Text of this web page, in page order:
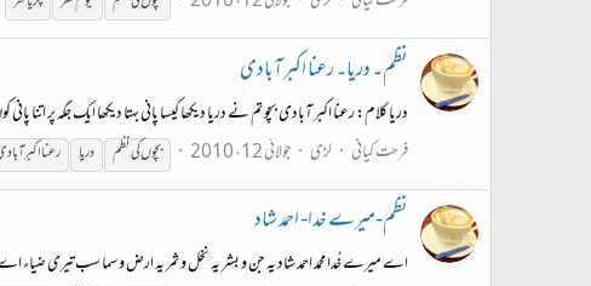
نظم۔ دریا۔ رعنا اکبر آبادی
دریا کلام: رعنا اکبر آبادی بچو تم نے دریا دیکھا کیسا پانی بہتا دیکھا ایک جگہ پر
فرحت کیانی لڑی جولائی 12، 2010 بچوںکینظم دریا رعنا اکبر
نظم-میرے خدا- احمد شاد
اے میرے خُدا محمد احمد شاد یہ جن و بشر یہ نخل و ثمر یہ ارض و سما سب تیری